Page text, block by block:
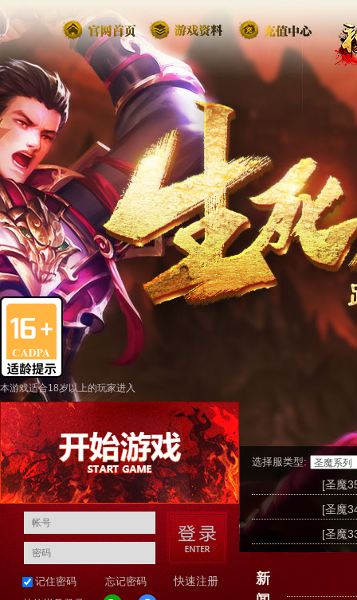
本游戏适合18岁以上的玩家进入
记住密码 忘记密码 快速注册
选择服类型:
[圣魔
[圣魔
[圣魔
新